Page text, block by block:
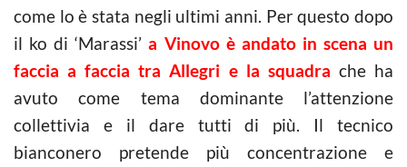
come lo è stata negli ultimi anni. Per questo dopo
il ko di ‘Marassi’a Vinovo è andato in scena un
faccia a faccia tra Allegri e la squadra che ha
avuto come tema dominante l’attenzione
collettivia e il dare tutti di più. Il tecnico
bianconero pretende più concentrazione e